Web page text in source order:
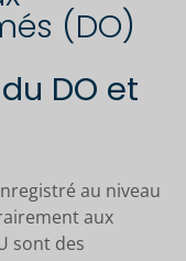
(DO)
DO et
au niveau
aux
sont des